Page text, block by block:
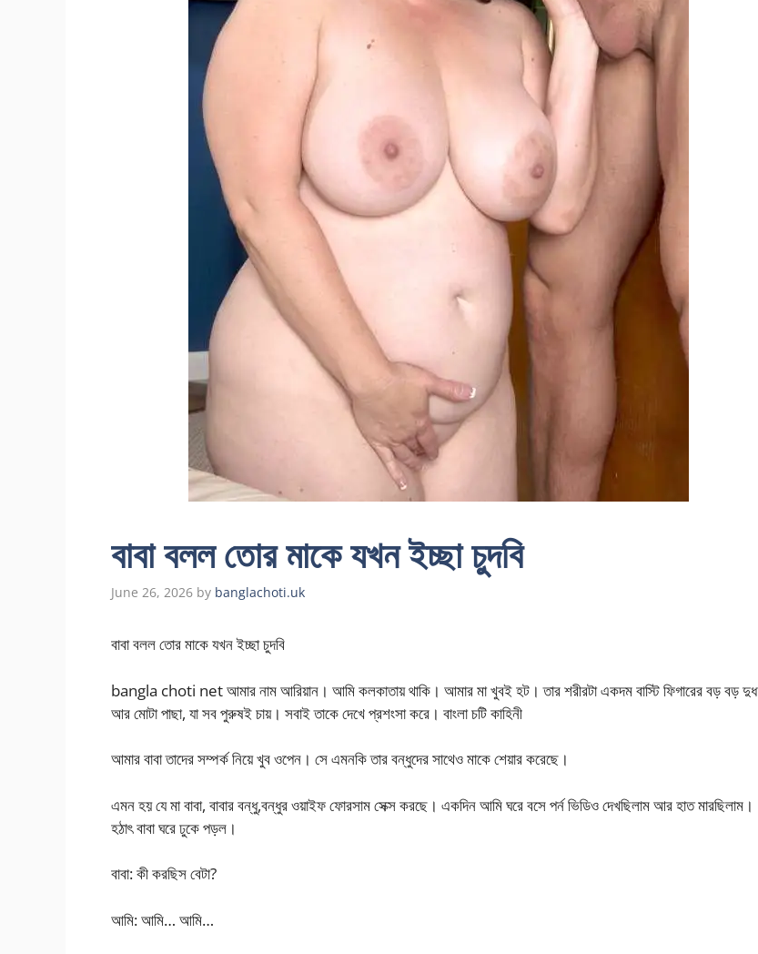
বাবা বলল তোর মাকে যখন ইচ্ছা চুদবি
June 26, 2026 by banglachoti.uk
বাবা বলল তোর মাকে যখন ইচ্ছা চুদবি
bangla choti net আমার নাম আরিয়ান। আমি কলকাতায় থাকি। আমার মা খুবই হট। তার শরীরটা একদম বাস্টি ফিগারের বড় বড় দুধ
আর মোটা পাছা, যা সব পুরুষই চায়। সবাই তাকে দেখে প্রশংসা করে। বাংলা চটি কাহিনী
আমার বাবা তাদের সম্পর্ক নিয়ে খুব ওপেন। সে এমনকি তার বন্ধুদের সাথেও মাকে শেয়ার করেছে।
এমন হয় যে মা বাবা, বাবার বন্ধু,বন্ধুর ওয়াইফ ফোরসাম সেক্স করছে। একদিন আমি ঘরে বসে পর্ন ভিডিও দেখছিলাম আর হাত মারছিলাম।
হঠাৎ বাবা ঘরে ঢুকে পড়ল।
বাবা: কী করছিস বেটা?
আমি: আমি… আমি…